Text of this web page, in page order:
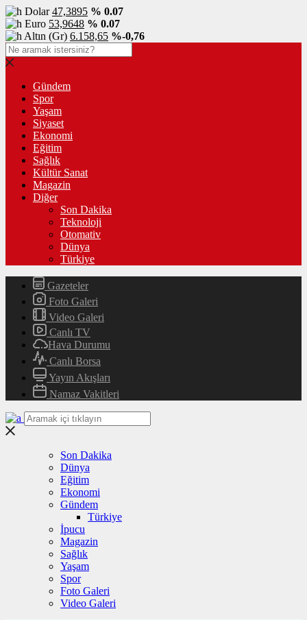
Dolar47,3895 % 0.07
Euro 53,9648 % 0.07
Altın (Gr) 6.158,65 %-0,76
Gündem
Spor
Yaşam
Siyaset
Ekonomi
Eğitim
Sağlık
Kültür Sanat
Magazin
Diğer
Son Dakika
Teknoloji
Otomativ
Dünya
Türkiye
Gazeteler
Foto Galeri
Video Galeri
Canlı TV
Hava Durumu
Canlı Borsa
Yayın Akışları
Namaz Vakitleri
Son Dakika
Dünya
Eğitim
Ekonomi
Gündem
Türkiye
İpucu
Magazin
Sağlık
Yaşam
Spor
Foto Galeri
Video Galeri